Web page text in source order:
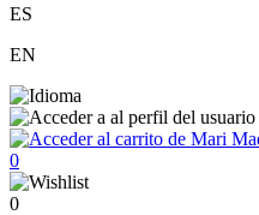
ES
EN
0
0